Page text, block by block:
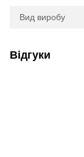
Вид виробу
Відгуки